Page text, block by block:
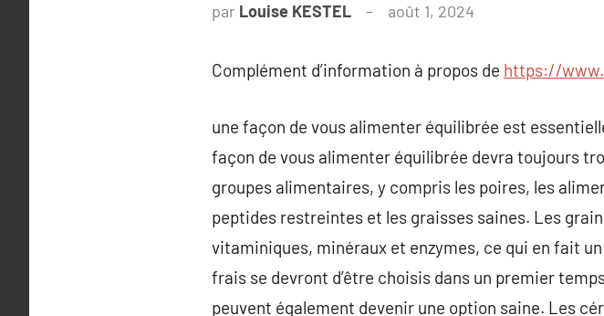
par Louise KESTEL août 1, 2024
Complément d’information à propos de https://
une façon de vous alimenter équilibrée est
façon de vous alimenter équilibrée devra toujours
groupes alimentaires, y compris les poires, les
peptides restreintes et les graisses saines. Les
vitaminiques, minéraux et enzymes, ce qui en fait
frais se devront d’être choisis dans un premier
peuvent également devenir une option saine. Les